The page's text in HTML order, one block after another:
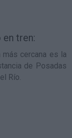
tren:
cercana es la
de Posadas
Río.